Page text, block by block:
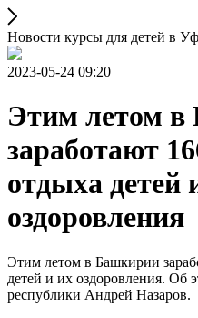
Новости курсы для детей в
2023-05-24 09:20
Этим летом
заработают
отдыха детей
оздоровления
Этим летом в Башкирии
детей и их оздоровления. Об
республики Андрей Назаров.